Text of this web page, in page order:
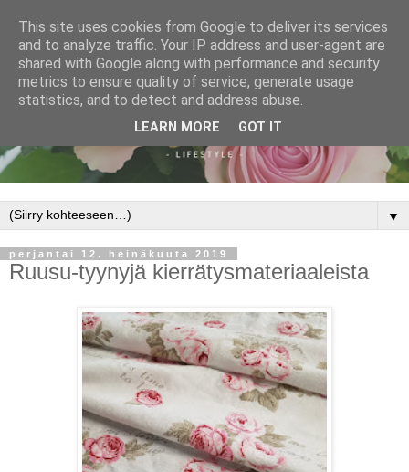
▼
perjantai 12. heinäkuuta 2019
Ruusu-tyynyjä kierrätysmateriaaleista
This site uses cookies from Google to deliver its services
and to analyze traffic. Your IP address and user-agent are
shared with Google along with performance and security
metrics to ensure quality of service, generate usage
statistics, and to detect and address abuse.
LEARN MORE GOT IT